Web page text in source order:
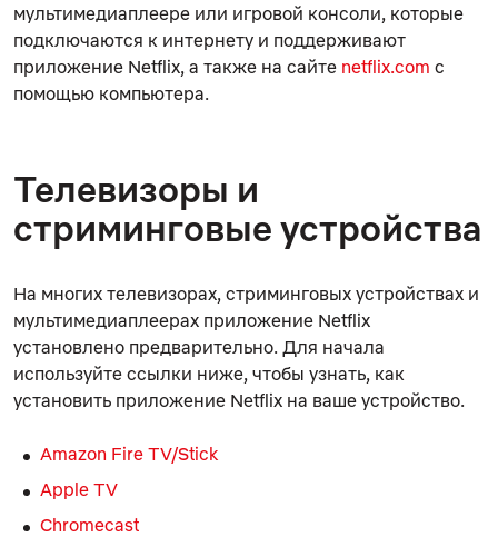
мультимедиаплеере или игровой консоли, которые
подключаются к интернету и поддерживают
приложение Netflix, а также на сайте netflix.com с
помощью компьютера.
Телевизоры и
стриминговые устройства
На многих телевизорах, стриминговых устройствах и
мультимедиаплеерах приложение Netflix
установлено предварительно. Для начала
используйте ссылки ниже, чтобы узнать, как
установить приложение Netflix на ваше устройство.
Amazon Fire TV/Stick
Apple TV
Chromecast